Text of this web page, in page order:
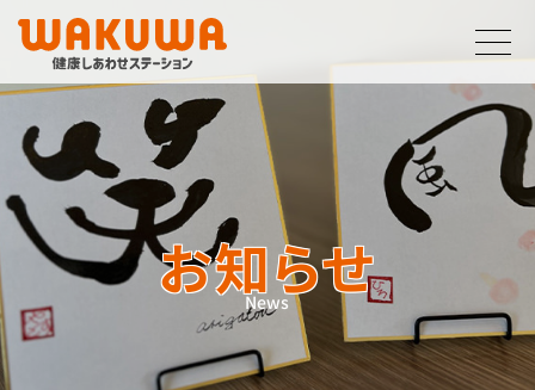
お知らせ
News
サービス
利用案内
フロアガイド
お知らせ
企業案内
採用情報
お問い合わせ